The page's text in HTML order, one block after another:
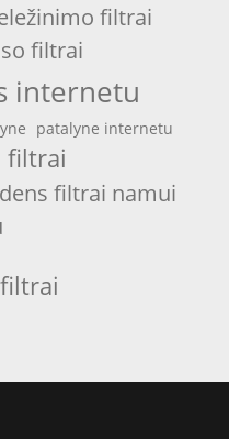
filtrai
filtrai
internetu
patalyne internetu
filtrai
filtrai namui